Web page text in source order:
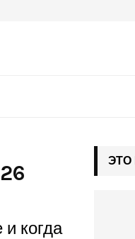
когда
ЭТО